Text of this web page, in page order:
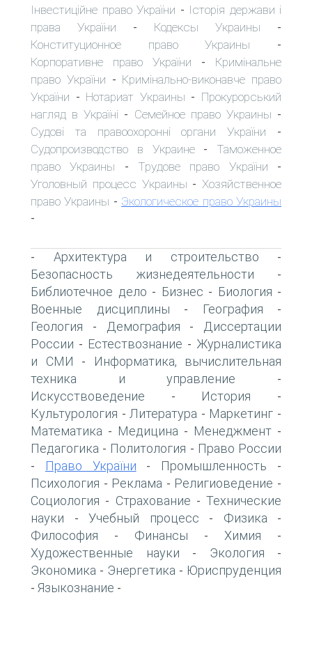
Інвестиційне право України - Історія держави і
права України - Кодексы Украины -
Конституционное право Украины -
Корпоративне право України - Кримінальне
право України - Кримінально-виконавче право
України - Нотариат Украины - Прокурорський
нагляд в Україні - Семейное право Украины -
Судові та правоохоронні органи України -
Судопроизводство в Украине- Таможенное
право Украины - Трудове право України -
Уголовный процесс Украины - Хозяйственное
право Украины - Экологическое право Украины
-
- Архитектура и строительство -
Безопасность жизнедеятельности -
Библиотечное дело - Бизнес - Биология -
Военные дисциплины - География -
Геология - Демография -
Диссертации
России - Естествознание - Журналистика
и СМИ -
Информатика, вычислительная
техника и управление -
Искусствоведение - История -
Культурология - Литература - Маркетинг -
Математика - Медицина - Менеджмент -
Педагогика - Политология - Право России
- Право України - Промышленность -
Психология - Реклама - Религиоведение -
Социология - Страхование - Технические
науки - Учебный процесс - Физика -
Философия - Финансы - Химия -
Художественные науки - Экология -
Экономика - Энергетика - Юриспруденция
- Языкознание -